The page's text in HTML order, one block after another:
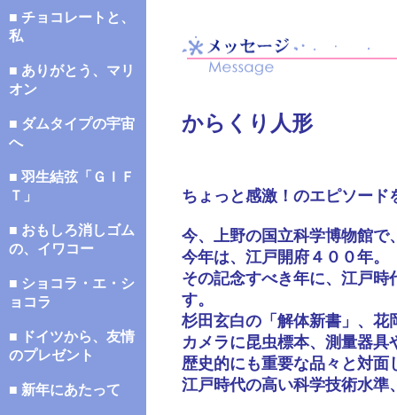
■ チョコレートと、
私
■ ありがとう、マリ
オン
■ ダムタイプの宇宙
へ
■ 羽生結弦「ＧＩＦ
Ｔ」
■ おもしろ消しゴム
の、イワコー
■ ショコラ・エ・シ
ョコラ
■ ドイツから、友情
のプレゼント
■ 新年にあたって
からくり人形
ちょっと感激！のエピソード
今、上野の国立科学博物館で
今年は、江戸開府４００年。
その記念すべき年に、江戸
す。
杉田玄白の「解体新書」、花
カメラに昆虫標本、測量器
歴史的にも重要な品々と対
江戸時代の高い科学技術水準